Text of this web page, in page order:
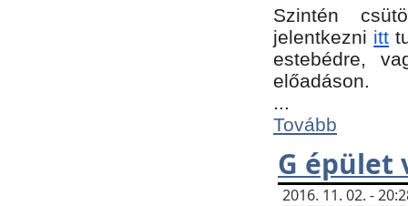
Szintén
jelentkezni itt
estebédre,
előadáson.
...
Tovább
G épület
2016. 11. 02. -